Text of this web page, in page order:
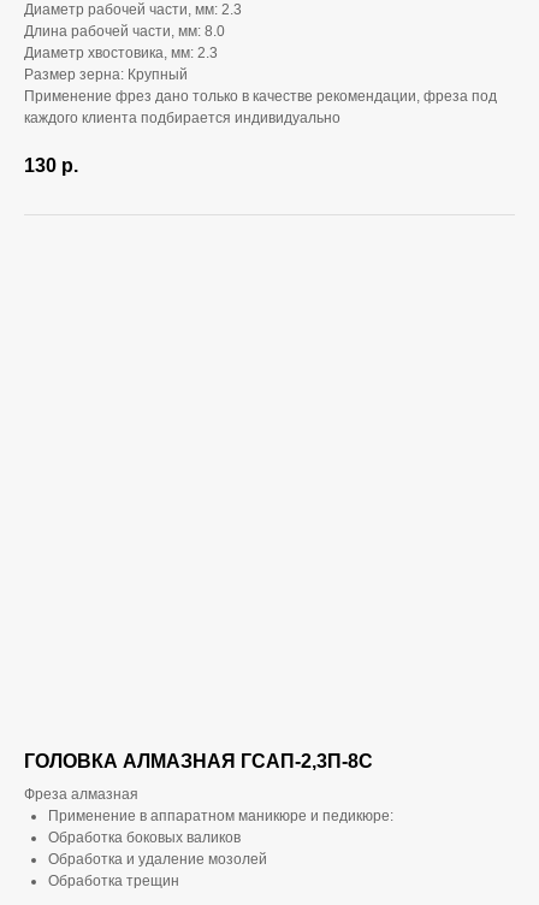
Диаметр рабочей части, мм: 2.3
Длина рабочей части, мм: 8.0
Диаметр хвостовика, мм: 2.3
Размер зерна: Крупный
Применение фрез дано только в качестве рекомендации, фреза под
каждого клиента подбирается индивидуально
130 р.
ГОЛОВКА АЛМАЗНАЯ ГСАП-2,3П-8С
Фреза алмазная
Применение в аппаратном маникюре и педикюре:
Обработка боковых валиков
Обработка и удаление мозолей
Обработка трещин